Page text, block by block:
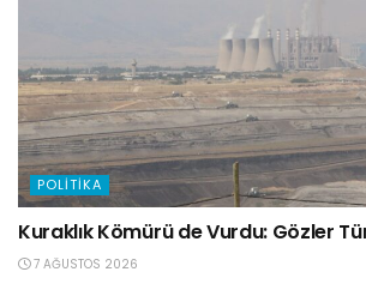
POLITIKA
Kuraklık Kömürü de Vurdu: Gözler
7 AĞUSTOS 2026